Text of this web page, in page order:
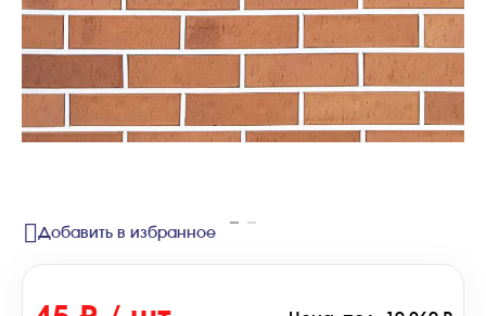
Добавить в избранное